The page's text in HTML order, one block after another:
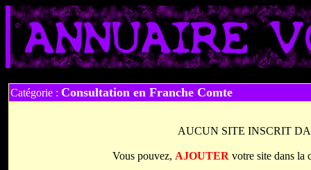
Catégorie : Consultation en Franche Comte
AUCUN SITE INSCRIT
Vous pouvez, AJOUTER votre site dans la